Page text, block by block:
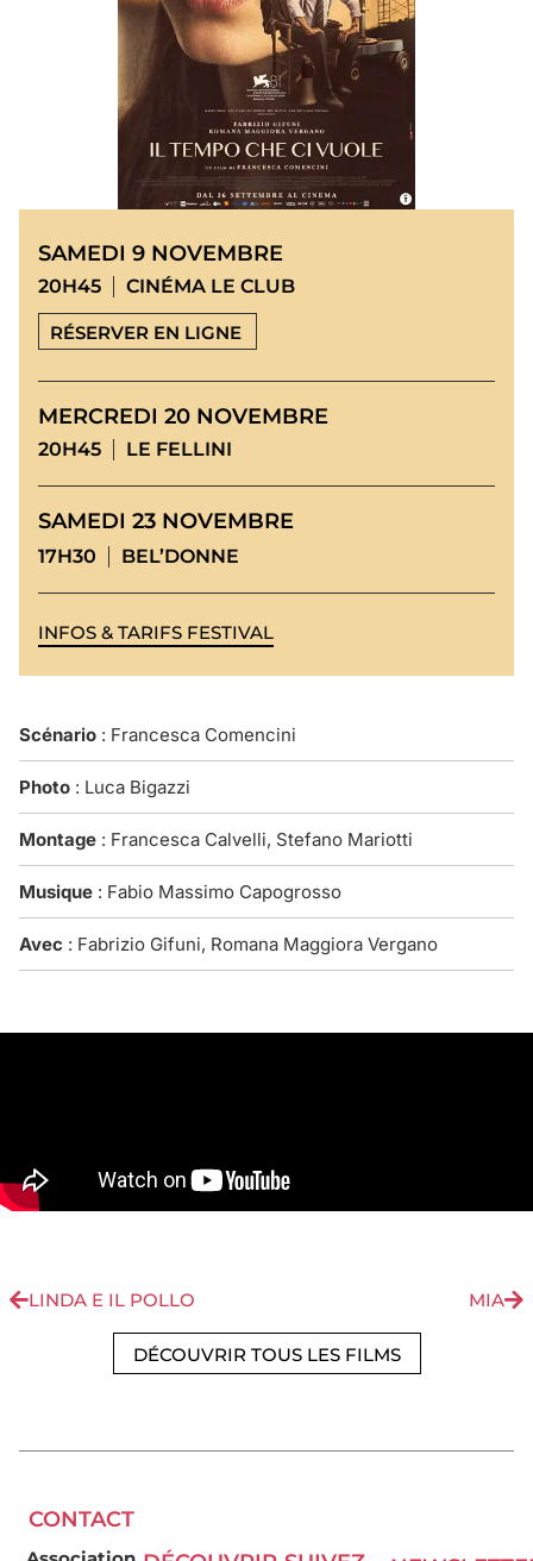
SAMEDI 9 NOVEMBRE
20H45 CINÉMA LE CLUB
RÉSERVER EN LIGNE
MERCREDI 20 NOVEMBRE
20H45 LE FELLINI
SAMEDI 23 NOVEMBRE
17H30 BEL’DONNE
INFOS & TARIFS FESTIVAL
Scénario : Francesca Comencini
Photo : Luca Bigazzi
Montage : Francesca Calvelli, Stefano Mariotti
Musique : Fabio Massimo Capogrosso
Avec : Fabrizio Gifuni, Romana Maggiora Vergano
LINDA E IL POLLO MIA
DÉCOUVRIR TOUS LES FILMS
CONTACT